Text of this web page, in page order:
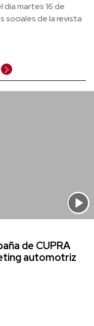
día martes 16 de
sociales de la revista
de CUPRA
automotriz